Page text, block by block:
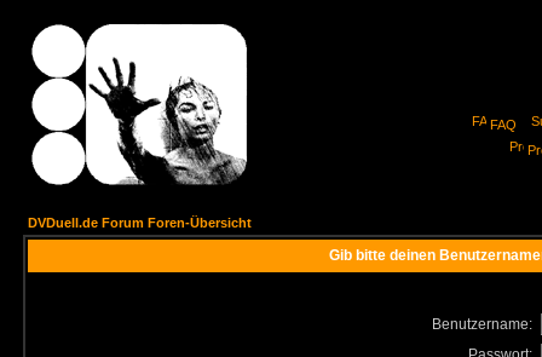
FAQ
DVDuell.de Forum Foren-Übersicht
Gib bitte deinen
Benutzername: